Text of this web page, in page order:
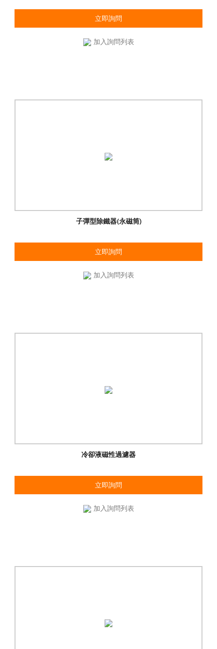
立即詢問
加入詢問列表
子彈型除鐵器(永磁筒)
立即詢問
加入詢問列表
冷卻液磁性過濾器
立即詢問
加入詢問列表